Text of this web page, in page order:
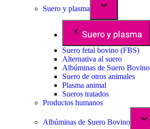
Suero y plasma
Suero y plasma
Suero fetal bovino (FBS)
Alternativa al suero
Albúminas de Suero Bovino
Suero de otros animales
Plasma animal
Sueros tratados
Productos humanos
Albúminas de Suero Bovino